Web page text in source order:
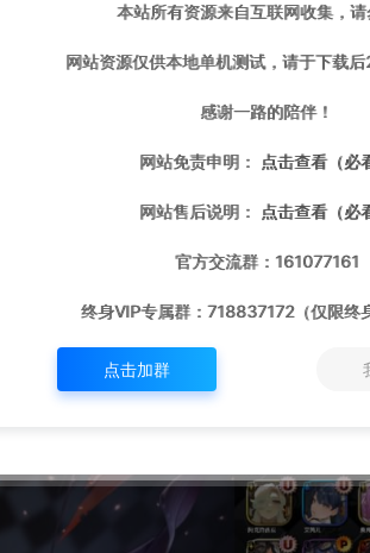
本站所有资源来自互联网收集，
网站资源仅供本地单机测试，请于下载
感谢一路的陪伴！
网站免责申明： 点击查看（必
网站售后说明： 点击查看（必
官方交流群：161077161
终身VIP专属群：718837172（仅限终
点击加群